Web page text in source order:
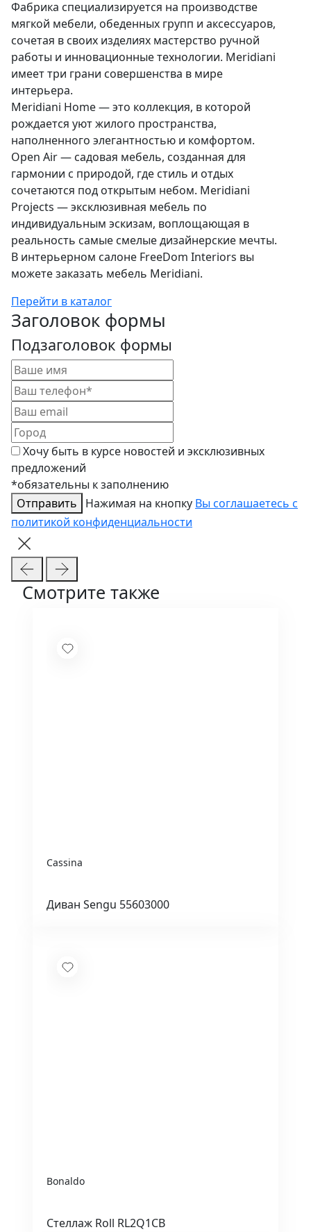
Фабрика специализируется на производстве
мягкой мебели, обеденных групп и аксессуаров,
сочетая в своих изделиях мастерство ручной
работы и инновационные технологии. Meridiani
имеет три грани совершенства в мире
интерьера.
Meridiani Home — это коллекция, в которой
рождается уют жилого пространства,
наполненного элегантностью и комфортом.
Open Air — садовая мебель, созданная для
гармонии с природой, где стиль и отдых
сочетаются под открытым небом. Meridiani
Projects — эксклюзивная мебель по
индивидуальным эскизам, воплощающая в
реальность самые смелые дизайнерские мечты.
В интерьерном салоне FreeDom Interiors вы
можете заказать мебель Meridiani.
Перейти в каталог
Заголовок формы
Подзаголовок формы
Хочу быть в курсе новостей и эксклюзивных
предложений
*обязательны к заполнению
Отправить
Нажимая на кнопку Вы соглашаетесь с
политикой конфиденциальности
Смотрите также
Cassina
Диван Sengu 55603000
Bonaldo
Стеллаж Roll RL2Q1CB